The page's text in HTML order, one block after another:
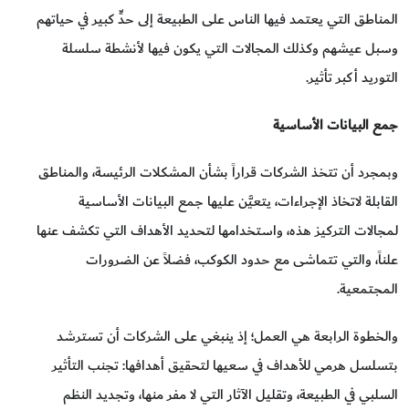
المناطق التي يعتمد فيها الناس على الطبيعة إلى حدٍّ كبير في حياتهم
وسبل عيشهم وكذلك المجالات التي يكون فيها لأنشطة سلسلة
التوريد أكبر تأثير.
جمع البيانات الأساسية
وبمجرد أن تتخذ الشركات قراراً بشأن المشكلات الرئيسة، والمناطق
القابلة لاتخاذ الإجراءات، يتعيَّن عليها جمع البيانات الأساسية
لمجالات التركيز هذه، واستخدامها لتحديد الأهداف التي تكشف عنها
علناً، والتي تتماشى مع حدود الكوكب، فضلاً عن الضرورات
المجتمعية.
والخطوة الرابعة هي العمل؛ إذ ينبغي على الشركات أن تسترشد
بتسلسل هرمي للأهداف في سعيها لتحقيق أهدافها: تجنب التأثير
السلبي في الطبيعة، وتقليل الآثار التي لا مفر منها، وتجديد النظم